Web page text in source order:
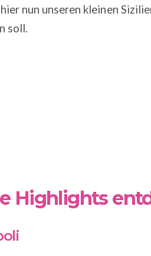
nun unseren kleinen
soll.
Highlights